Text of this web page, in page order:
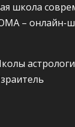
школа
– онлайн-